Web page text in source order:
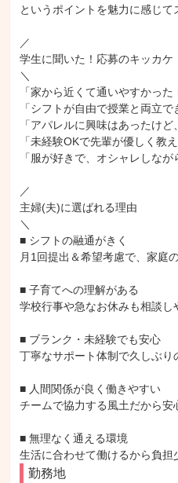
というポイントを魅力に感じて
／
学生に聞いた！応募のキッカケ
＼
「家から近くて通いやすかった
「シフトが自由で授業と両立で
「アパレルに興味はあったけ
「未経験OKで先輩が優しく教
「服が好きで、オシャレしなが
／
主婦(夫)に選ばれる理由
＼
■ シフトの融通がきく
月1回提出＆希望考慮で、家庭
■ 子育てへの理解がある
学校行事や急なお休みも相談し
■ ブランク・未経験でも安心
丁寧なサポート体制で久しぶり
■ 人間関係が良く働きやすい
チームで協力する風土だから
■ 無理なく通える環境
生活に合わせて働けるから負担
勤務地